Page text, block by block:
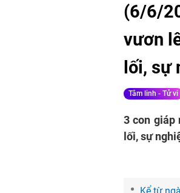
(6/6/
vươn
lối, sự
Tâm linh - Tử vi
3 con giáp
lối, sự